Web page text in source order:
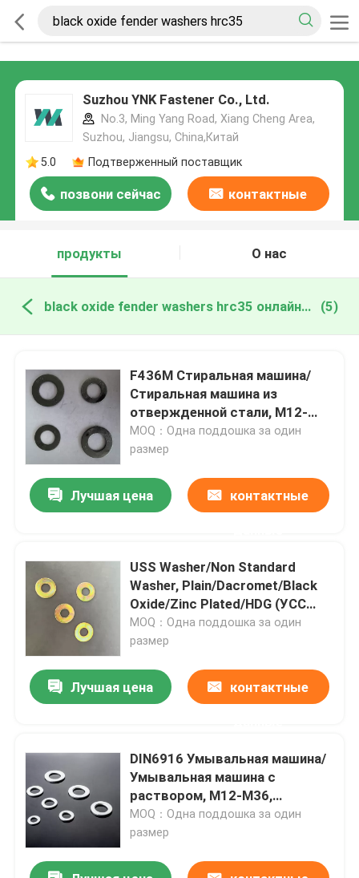
Suzhou YNK Fastener Co., Ltd.
No.3, Ming Yang Road, Xiang Cheng Area,
Suzhou, Jiangsu, China,Китай
5.0
Подтверженный поставщик
позвони сейчас контактные
продукты
О нас
black oxide fender washers hrc35 онлайн производство (5)
F436M Стиральная машина/
Стиральная машина из
отвержденной стали, M12-
M100, черный оксид
MOQ：Одна поддошка за один
размер
Лучшая цена контактные
USS Washer/Non Standard
Washer, Plain/Dacromet/Black
Oxide/Zinc Plated/HDG (УСС
Упаковочная машина/
Нестандартная упаковочная
Дакромет/Черный оксид/
Зинковая/HDG)
MOQ：Одна поддошка за один
размер
Лучшая цена контактные
DIN6916 Умывальная машина/
Умывальная машина с
раствором, M12-M36,
Plain/Dacromet/Black
Oxide/Zinc Plated/HDG
MOQ：Одна поддошка за один
размер